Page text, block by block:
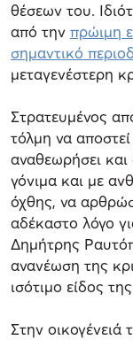
θέσεων του.
από την πρώιμη
σημαντικό
μεταγενέστερη
Στρατευμένος
τόλμη να
αναθεωρήσει και
γόνιμα και με
όχθης, να
αδέκαστο λόγο
Δημήτρης
ανανέωση της
ισότιμο είδος
Στην οικογένειά